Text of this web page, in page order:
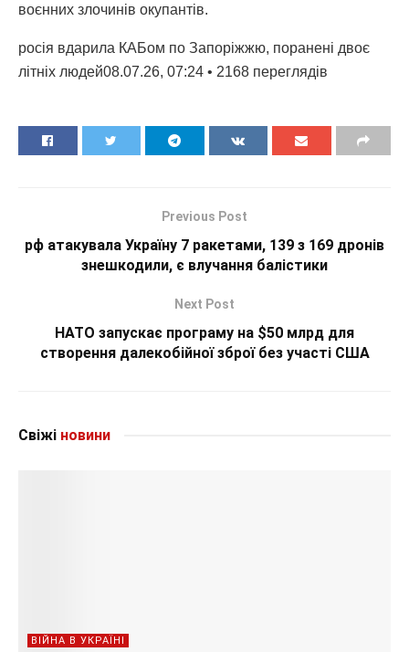
воєнних злочинів окупантів.
росія вдарила КАБом по Запоріжжю, поранені двоє
літніх людей08.07.26, 07:24 • 2168 переглядiв
Previous Post
рф атакувала Україну 7 ракетами, 139 з 169 дронів
знешкодили, є влучання балістики
Next Post
НАТО запускає програму на $50 млрд для
створення далекобійної зброї без участі США
Свіжі новини
ВІЙНА В УКРАЇНІ